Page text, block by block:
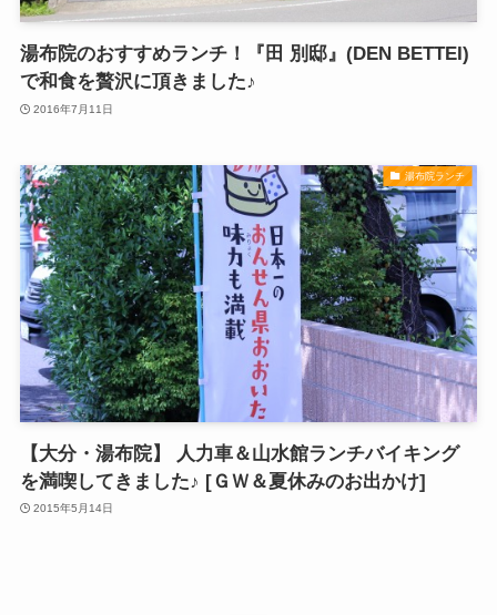
湯布院のおすすめランチ！『田 別邸』(DEN BETTEI)
で和食を贅沢に頂きました♪
2016年7月11日
湯布院ランチ
【大分・湯布院】 人力車＆山水館ランチバイキング
を満喫してきました♪ [ＧＷ＆夏休みのお出かけ]
2015年5月14日